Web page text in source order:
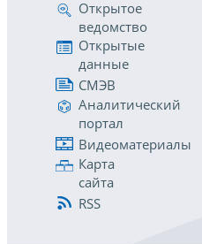
Открытое
ведомство
Открытые
данные
СМЭВ
Аналитический
портал
Видеоматериалы
Карта
сайта
RSS